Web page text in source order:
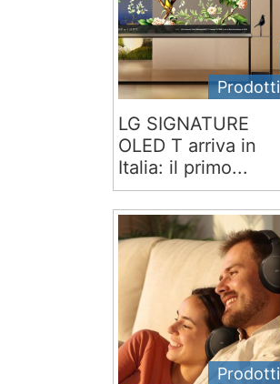
Prodotti
LG SIGNATURE
OLED T arriva in
Italia: il primo...
Prodotti